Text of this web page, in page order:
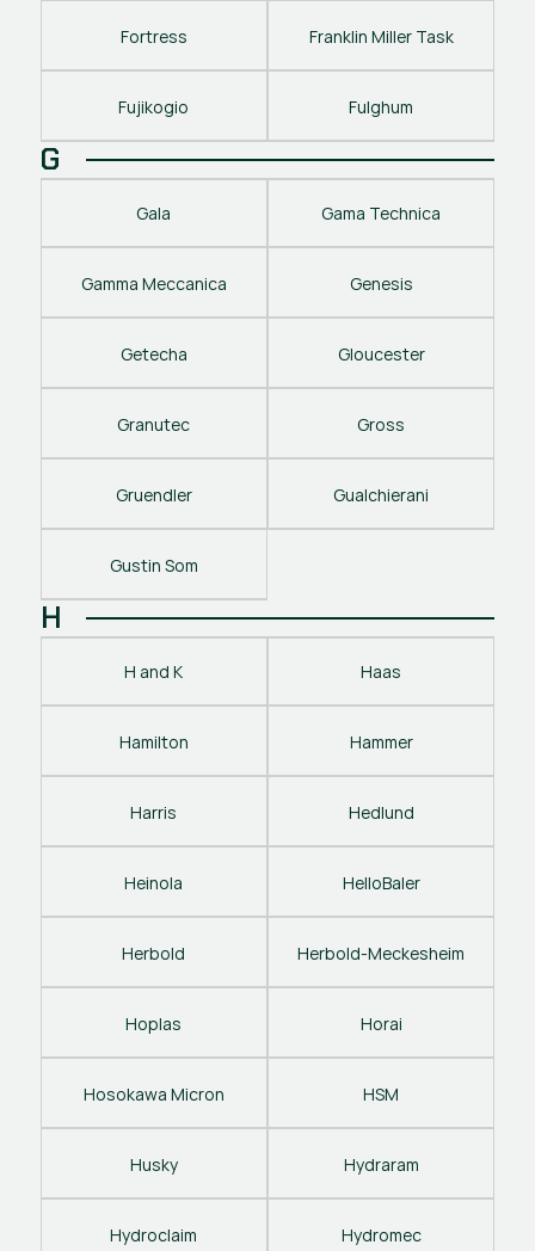
Fortress Franklin Miller Task
Fujikogio Fulghum
G
Gala Gama Technica
Gamma Meccanica Genesis
Getecha Gloucester
Granutec Gross
Gruendler Gualchierani
Gustin Som
H
H and K Haas
Hamilton Hammer
Harris Hedlund
Heinola HelloBaler
Herbold Herbold-Meckesheim
Hoplas Horai
Hosokawa Micron HSM
Husky Hydraram
Hydroclaim Hydromec